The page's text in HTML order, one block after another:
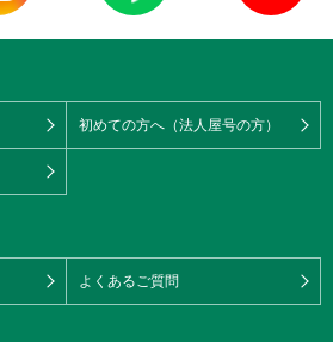
初めての方へ（法人屋号の方）
よくあるご質問